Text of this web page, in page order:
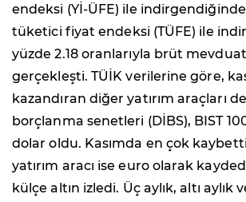
endeksi (Yİ-ÜFE) ile indirgendiğinde
tüketici fiyat endeksi (TÜFE) ile
yüzde 2.18 oranlarıyla brüt
gerçekleşti. TÜİK verilerine göre,
kazandıran diğer yatırım araçları
borçlanma senetleri (DİBS), BIST
dolar oldu. Kasımda en çok
yatırım aracı ise euro olarak
külçe altın izledi. Üç aylık, altı aylık